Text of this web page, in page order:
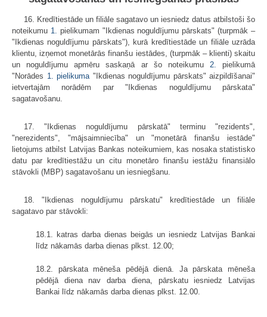
16. Kredītiestāde un filiāle sagatavo un iesniedz datus atbilstoši šo
noteikumu 1.
pielikumam "Ikdienas noguldījumu pārskats" (turpmāk –
"Ikdienas noguldījumu pārskats"), kurā kredītiestāde un filiāle uzrāda
klientu, izņemot monetārās finanšu iestādes, (turpmāk – klienti) skaitu
un noguldījumu apmēru saskaņā ar šo noteikumu 2.
pielikumā
"Norādes 1. pielikuma "Ikdienas noguldījumu pārskats" aizpildīšanai"
ietvertajām norādēm par "Ikdienas noguldījumu pārskata"
sagatavošanu.
17. "Ikdienas noguldījumu pārskatā" terminu "rezidents",
"nerezidents", "mājsaimniecība" un "monetārā finanšu iestāde"
lietojums atbilst Latvijas Bankas noteikumiem, kas nosaka statistisko
datu par kredītiestāžu un citu monetāro finanšu iestāžu finansiālo
stāvokli (MBP) sagatavošanu un iesniegšanu.
18. "Ikdienas noguldījumu pārskatu" kredītiestāde un filiāle
sagatavo par stāvokli:
18.1. katras darba dienas beigās un iesniedz Latvijas Bankai
līdz nākamās darba dienas plkst. 12.00;
18.2. pārskata mēneša pēdējā dienā. Ja pārskata mēneša
pēdējā diena nav darba diena, pārskatu iesniedz Latvijas
Bankai līdz nākamās darba dienas plkst. 12.00.